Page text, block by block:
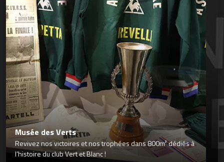
Musée des Verts
Revivez nos victoires et nos trophées dans 800m² dédiés à
l’histoire du club Vert et Blanc !